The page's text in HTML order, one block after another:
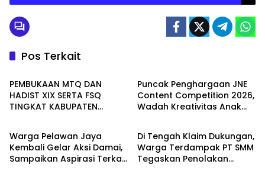
Pos Terkait
Seruyan
PEMBUKAAN MTQ DAN
HADIST XIX SERTA FSQ
TINGKAT KABUPATEN
KEJARI SERUYAN
Puncak Penghargaan JNE
Content Competition 2026,
Wadah Kreativitas Anak
WAHANA
Warga Pelawan Jaya
Kembali Gelar Aksi Damai,
Sampaikan Aspirasi Terkait
PEMERINTAHAN
Di Tengah Klaim Dukungan,
Warga Terdampak PT SMM
Tegaskan Penolakan
Batam Batam